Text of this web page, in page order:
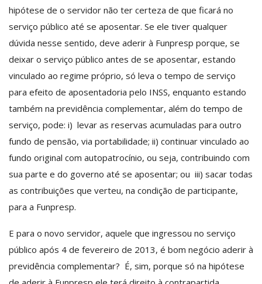
hipótese de o servidor não ter certeza de que ficará no
serviço público até se aposentar. Se ele tiver qualquer
dúvida nesse sentido, deve aderir à Funpresp porque, se
deixar o serviço público antes de se aposentar, estando
vinculado ao regime próprio, só leva o tempo de serviço
para efeito de aposentadoria pelo INSS, enquanto estando
também na previdência complementar, além do tempo de
serviço, pode: i) levar as reservas acumuladas para outro
fundo de pensão, via portabilidade; ii) continuar vinculado ao
fundo original com autopatrocínio, ou seja, contribuindo com
sua parte e do governo até se aposentar; ou iii) sacar todas
as contribuições que verteu, na condição de participante,
para a Funpresp.
E para o novo servidor, aquele que ingressou no serviço
público após 4 de fevereiro de 2013, é bom negócio aderir à
previdência complementar? É, sim, porque só na hipótese